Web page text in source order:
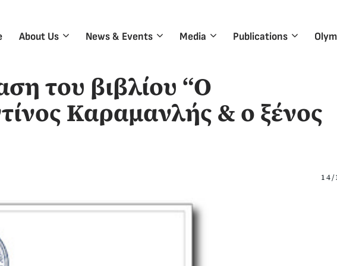
About Us News & Events Media Publications
του βιβλίου “Ο
Καραμανλής & ο ξένος
14/